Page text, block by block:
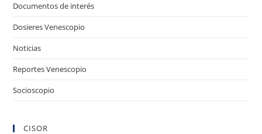
Documentos de interés
Dosieres Venescopio
Noticias
Reportes Venescopio
Socioscopio
CISOR